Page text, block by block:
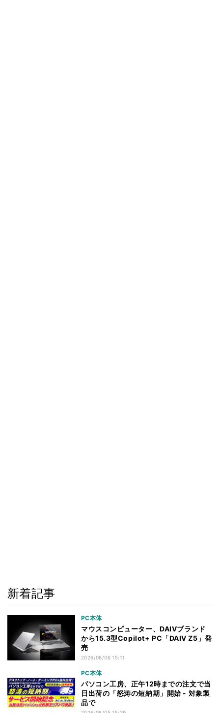
新着記事
PC本体
マウスコンピューター、DAIVブランド
から15.3型Copilot+ PC「DAIV Z5」発
売
2026/08/06 15:11
PC本体
パソコン工房、正午12時までの注文で当
日出荷の「怒涛の短納期」開始 - 対象製
品で